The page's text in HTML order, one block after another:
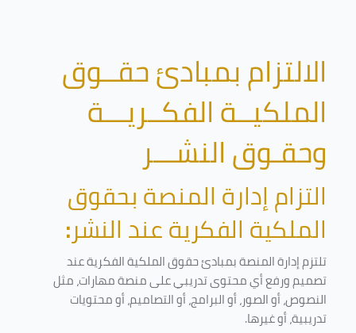
الالتزام بمبادئ حقــوق
الملكيــة الفكــريـــة
وحقـوق النشـــر
التزام إدارة المنصة بحقوق
الملكية الفكرية عند النشر:
تلتزم إدارة المنصة بمبادئ حقوق الملكية الفكرية عند
تصميم ورفع أي محتوى تدريبي على منصة مهارات، مثل
النصوص، أو الصور، أو البرامج، أو التصاميم، أو محتويات
تدريبية، أو غيرها.